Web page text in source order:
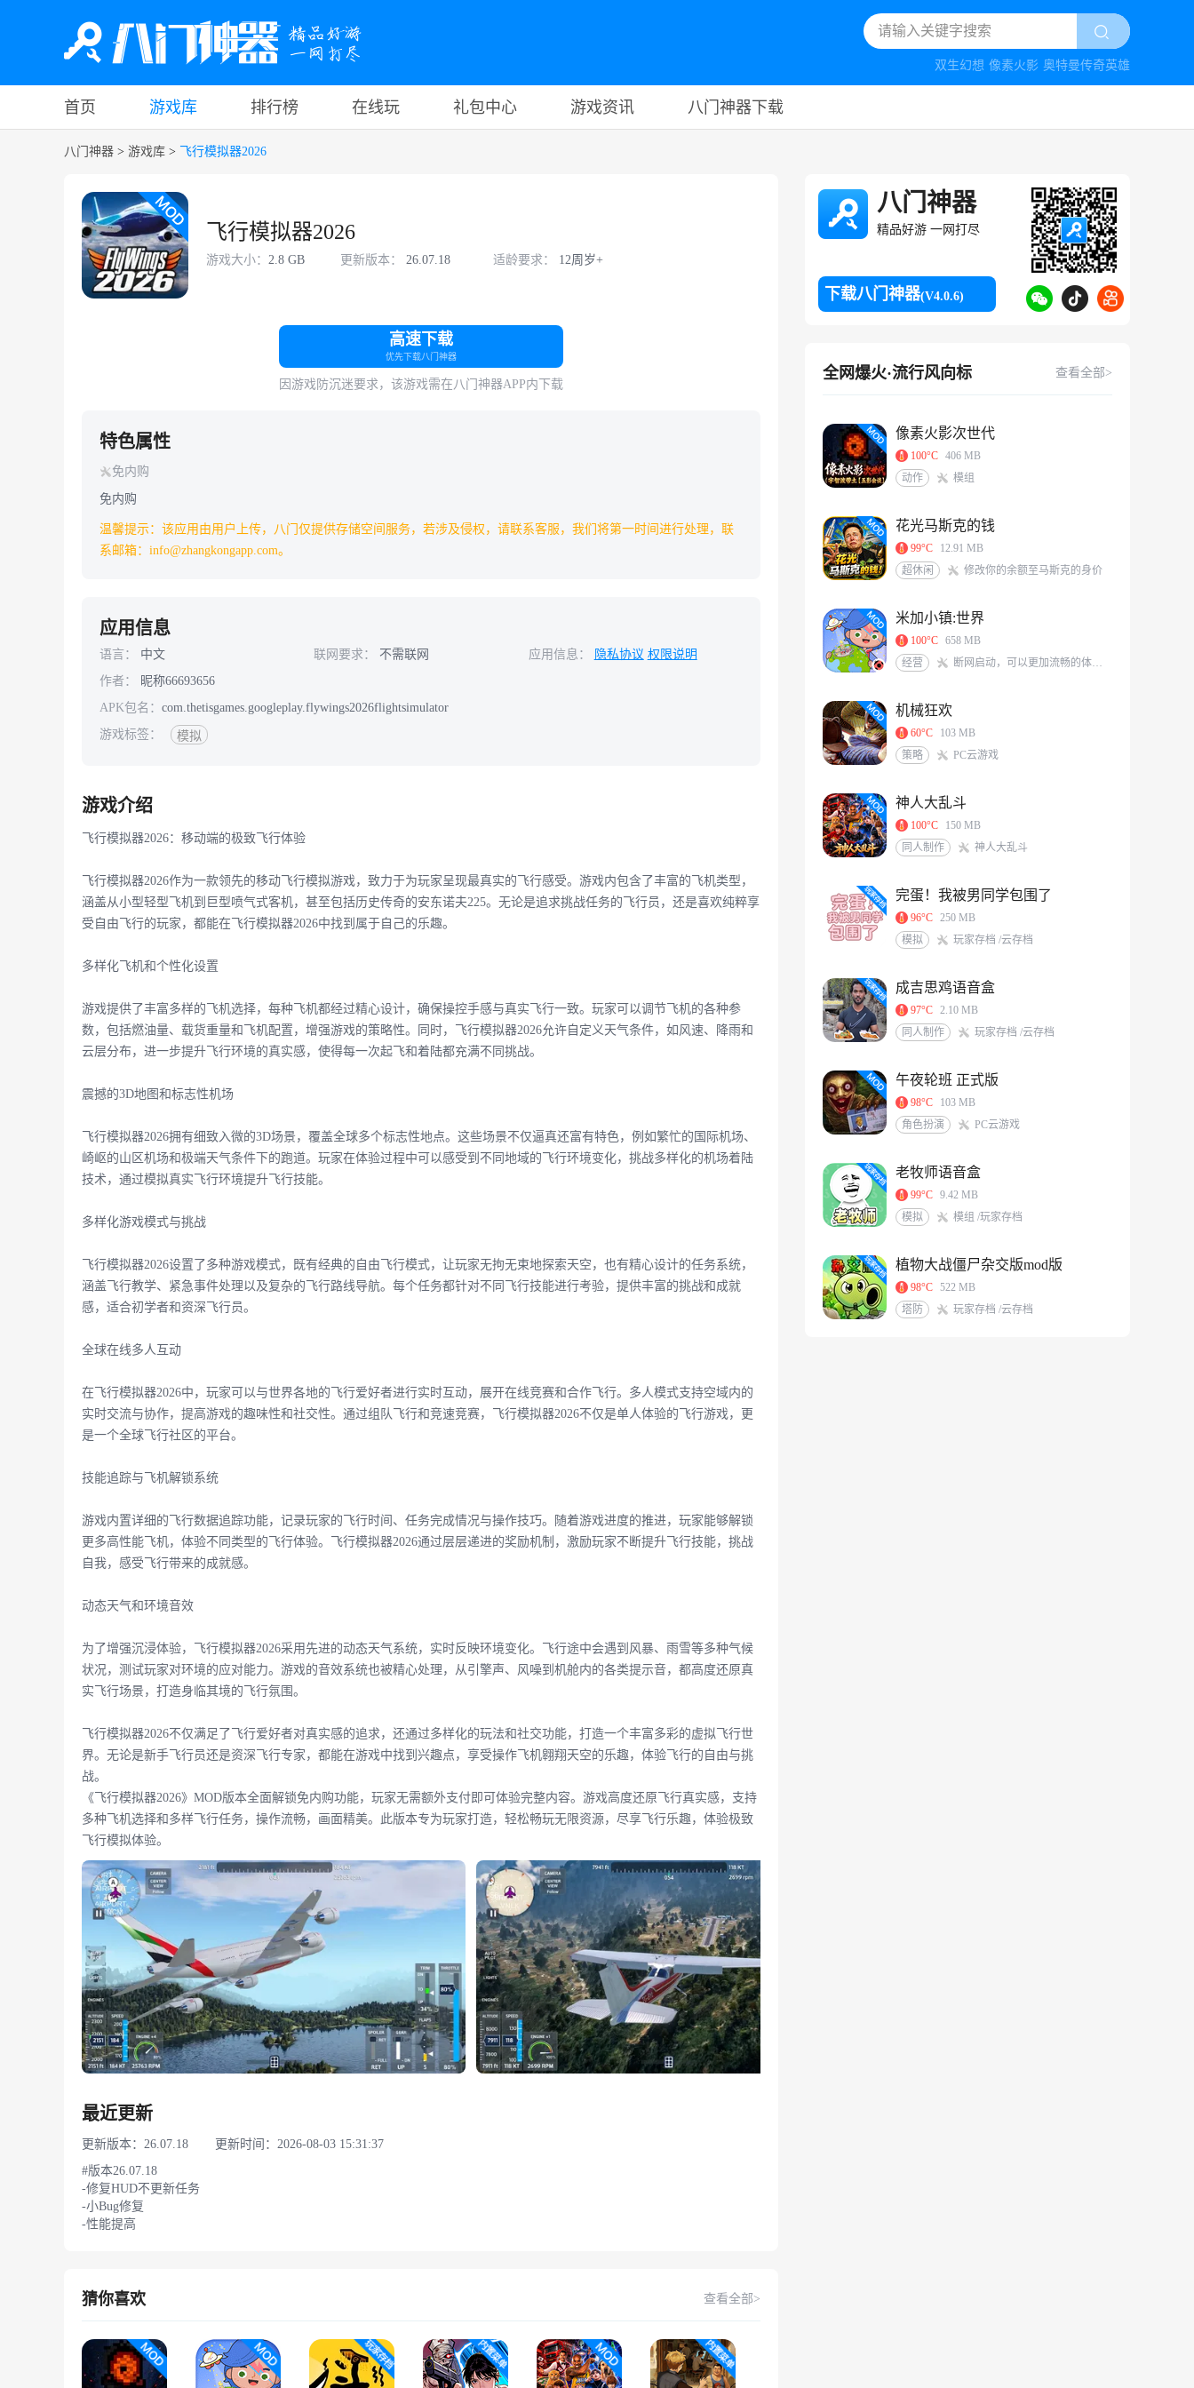
双生幻想 像素火影 奥特曼传奇英雄
首页 游戏库 排行榜 在线玩 礼包中心 游戏资讯 八门神器下载
八门神器 > 游戏库 > 飞行模拟器2026
飞行模拟器2026
游戏大小： 2.8 GB 更新版本： 26.07.18 适龄要求： 12周岁+
高速下载
优先下载八门神器
因游戏防沉迷要求，该游戏需在八门神器APP内下载
特色属性
免内购
免内购
温馨提示：该应用由用户上传，八门仅提供存储空间服务，若涉及侵权，请联系客服，我们将第一时间进行处理，联
系邮箱：info@zhangkongapp.com。
应用信息
语言： 中文 联网要求： 不需联网 应用信息： 隐私协议 权限说明
作者：
昵称66693656
APK包名： com.thetisgames.googleplay.flywings2026flightsimulator
游戏标签：
模拟
游戏介绍
飞行模拟器2026：移动端的极致飞行体验
飞行模拟器2026作为一款领先的移动飞行模拟游戏，致力于为玩家呈现最真实的飞行感受。游戏内包含了丰富的飞机类型，
涵盖从小型轻型飞机到巨型喷气式客机，甚至包括历史传奇的安东诺夫225。无论是追求挑战任务的飞行员，还是喜欢纯粹享
受自由飞行的玩家，都能在飞行模拟器2026中找到属于自己的乐趣。
多样化飞机和个性化设置
游戏提供了丰富多样的飞机选择，每种飞机都经过精心设计，确保操控手感与真实飞行一致。玩家可以调节飞机的各种参
数，包括燃油量、载货重量和飞机配置，增强游戏的策略性。同时，飞行模拟器2026允许自定义天气条件，如风速、降雨和
云层分布，进一步提升飞行环境的真实感，使得每一次起飞和着陆都充满不同挑战。
震撼的3D地图和标志性机场
飞行模拟器2026拥有细致入微的3D场景，覆盖全球多个标志性地点。这些场景不仅逼真还富有特色，例如繁忙的国际机场、
崎岖的山区机场和极端天气条件下的跑道。玩家在体验过程中可以感受到不同地域的飞行环境变化，挑战多样化的机场着陆
技术，通过模拟真实飞行环境提升飞行技能。
多样化游戏模式与挑战
飞行模拟器2026设置了多种游戏模式，既有经典的自由飞行模式，让玩家无拘无束地探索天空，也有精心设计的任务系统，
涵盖飞行教学、紧急事件处理以及复杂的飞行路线导航。每个任务都针对不同飞行技能进行考验，提供丰富的挑战和成就
感，适合初学者和资深飞行员。
全球在线多人互动
在飞行模拟器2026中，玩家可以与世界各地的飞行爱好者进行实时互动，展开在线竞赛和合作飞行。多人模式支持空域内的
实时交流与协作，提高游戏的趣味性和社交性。通过组队飞行和竞速竞赛，飞行模拟器2026不仅是单人体验的飞行游戏，更
是一个全球飞行社区的平台。
技能追踪与飞机解锁系统
游戏内置详细的飞行数据追踪功能，记录玩家的飞行时间、任务完成情况与操作技巧。随着游戏进度的推进，玩家能够解锁
更多高性能飞机，体验不同类型的飞行体验。飞行模拟器2026通过层层递进的奖励机制，激励玩家不断提升飞行技能，挑战
自我，感受飞行带来的成就感。
动态天气和环境音效
为了增强沉浸体验，飞行模拟器2026采用先进的动态天气系统，实时反映环境变化。飞行途中会遇到风暴、雨雪等多种气候
状况，测试玩家对环境的应对能力。游戏的音效系统也被精心处理，从引擎声、风噪到机舱内的各类提示音，都高度还原真
实飞行场景，打造身临其境的飞行氛围。
飞行模拟器2026不仅满足了飞行爱好者对真实感的追求，还通过多样化的玩法和社交功能，打造一个丰富多彩的虚拟飞行世
界。无论是新手飞行员还是资深飞行专家，都能在游戏中找到兴趣点，享受操作飞机翱翔天空的乐趣，体验飞行的自由与挑
战。
《飞行模拟器2026》MOD版本全面解锁免内购功能，玩家无需额外支付即可体验完整内容。游戏高度还原飞行真实感，支持
多种飞机选择和多样飞行任务，操作流畅，画面精美。此版本专为玩家打造，轻松畅玩无限资源，尽享飞行乐趣，体验极致
飞行模拟体验。
最近更新
更新版本：26.07.18
更新时间：2026-08-03 15:31:37
#版本26.07.18
-修复HUD不更新任务
-小Bug修复
-性能提高
猜你喜欢 查看全部>
八门神器
精品好游 一网打尽
下载八门神器(V4.0.6)
全网爆火·流行风向标 查看全部>
像素火影次世代
100°C 406 MB
动作
模组
花光马斯克的钱
99°C
12.91 MB
超休闲
修改你的余额至马斯克的身价
米加小镇:世界
100°C 658 MB
经营
断网启动，可以更加流畅的体验游戏<br/>米加/托卡玩家QQ交流群：117331491[action url=http://qm.qq.com/cgi-bin/qm/qr?_wv=1027&k=6X8Vf-nbKoIVVCzMHEKJaKq-S0A0zIrS&authKey=L77PNkwS6KWVs379sBDg9O7J%2BZLRFEjjXTWpXqGBveIRNdsENG0elvPpkFj%2FRVd7&noverify=0&group_code=117331491 text=加入QQ群聊]
机械狂欢
60°C
103 MB
策略
PC云游戏
神人大乱斗
100°C
150 MB
同人制作
神人大乱斗
完蛋！我被男同学包围了
96°C 250 MB
模拟
玩家存档 /云存档
成吉思鸡语音盒
97°C 2.10 MB
同人制作
玩家存档 /云存档
午夜轮班 正式版
98°C
103 MB
角色扮演
PC云游戏
老牧师语音盒
99°C 9.42 MB
模拟
模组 /玩家存档
植物大战僵尸杂交版mod版
98°C 522 MB
塔防
玩家存档 /云存档